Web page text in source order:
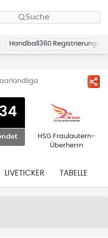
Suche
Handball360 Registrierung
34
HSG Fraulautern-
Überherrn
LIVETICKER TABELLE